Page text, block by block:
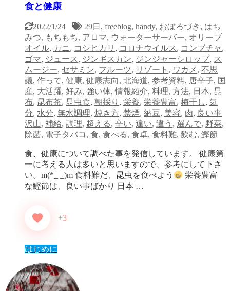
食と健康
2022/1/24 29日 , freeblog, handy, おぼろづき , はち
みつ, もちもち, アロマ, ウォーターサーバー, オリーブ
オイル, カニ, コシヒカリ , コロナウイルス , コンブチャ,
ゴマ, ジュース , ジンギスカン, ジンジャーシロップ, ス
ムージー, セサミン, フルーツ, リゾート , ワカメ , 不思
議, 作って, 健康, 健康志向, 北海道, 参考資料, 唐辛子, 国
産, 大活躍, 好み, 強い体,情報紹介, 料理, 方法, 日本, 昆
布, 昆布茶, 昆虫食, 朝採り , 栄養, 栄養豊富, 梅干し, 気
分, 水分, 無水調理, 焼き方, 禁煙, 納豆, 美容, 肉, 良い事
沢山, 補給, 調理, 超える, 辛い, 違い, 違う , 選んで, 野菜,
除菌, 電子タバコ , 食, 食べる, 食卓, 食料難, 飲む, 鰹節
食、健康について調べた事を発信しています。 健康第
一に考える人は多いと思いますので、参考にして下さ
い。m(*_ _)m 食料難だ、昆虫を食べよう
栄養豊富
な鰹節は、良い事ばかり 日本 …
+3
はじめに